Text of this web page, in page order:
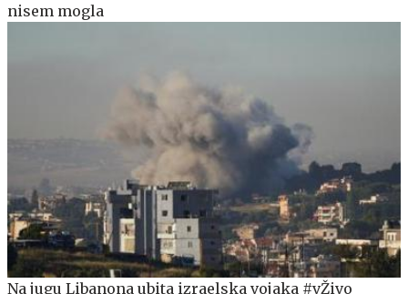
nisem mogla
Na jugu Libanona ubita izraelska vojaka #vŽivo